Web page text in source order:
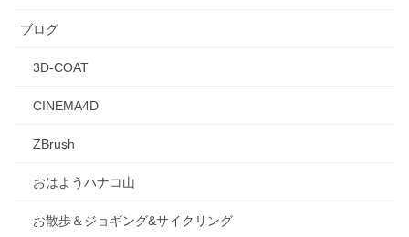
ブログ
3D-COAT
CINEMA4D
ZBrush
おはようハナコ山
お散歩＆ジョギング&サイクリング